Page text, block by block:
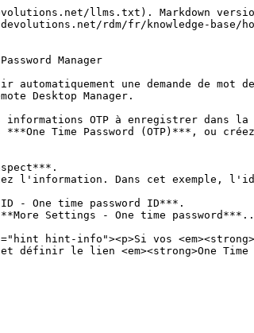
llms.txt). Markdown
rdm/fr/knowledge-
Manager
une demande de mot
Desktop Manager.
OTP à enregistrer dans
Time Password (OTP)***, ou
l'information. Dans cet exemple,
définir le lien <em><strong>One